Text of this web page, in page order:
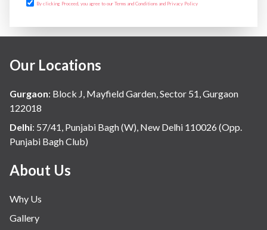
By clicking Proceed, you agree to our Terms and Conditions and Privacy Policy
Our Locations
Gurgaon: Block J, Mayfield Garden, Sector 51, Gurgaon
122018
Delhi: 57/41, Punjabi Bagh (W), New Delhi 110026 (Opp.
Punjabi Bagh Club)
About Us
Why Us
Gallery